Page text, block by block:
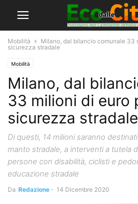
Mobilità
Milano, dal bilancio comunale 33
sicurezza stradale
Mobilità
Milano, dal
33 milioni di euro
sicurezza stradale
Di questi, 14 milioni saranno
manto stradale, a interventi a tutela
persone con disabilità, ciclisti e
educazione stradale
Da Redazione - 14 Dicembre 2020